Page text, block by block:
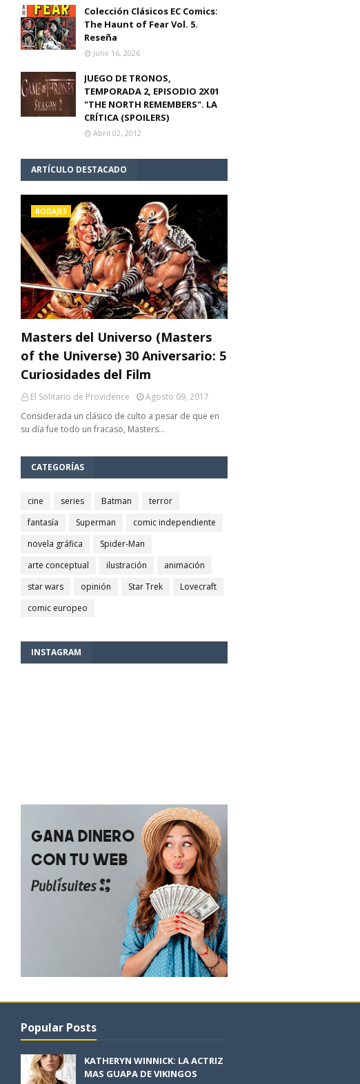
Colección Clásicos EC Comics:
The Haunt of Fear Vol. 5.
Reseña
Julio 16, 2026
JUEGO DE TRONOS,
TEMPORADA 2, EPISODIO 2X01
"THE NORTH REMEMBERS". LA
CRÍTICA (SPOILERS)
Abril 02, 2012
ARTÍCULO DESTACADO
RODAJES
Masters del Universo (Masters
of the Universe) 30 Aniversario: 5
Curiosidades del Film
El Solitario de Providence
Agosto 09, 2017
Considerada un clásico de culto a pesar de que en
su día fue todo un fracaso, Masters…
CATEGORÍAS
cine series Batman
terror
fantasía
Superman
comic independiente
novela gráfica
Spider-Man
arte conceptual
ilustración
animación
star wars
opinión Star Trek
Lovecraft
comic europeo
INSTAGRAM
Popular Posts
KATHERYN WINNICK: LA ACTRIZ
MAS GUAPA DE VIKINGOS